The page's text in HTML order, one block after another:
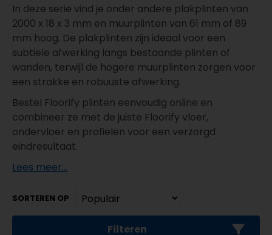
In deze serie vind je onder andere plakplinten van
2000 x 18 x 3 mm en muurplinten van 61 mm of 89
mm hoog. De plakplinten zijn ideaal voor een
subtiele afwerking langs bestaande plinten of
wanden, terwijl de hogere muurplinten zorgen voor
een strakke en robuuste afwerking.
Bestel Floorify plinten eenvoudig online en
combineer ze met de juiste Floorify vloer,
ondervloer en profielen voor een verzorgd
eindresultaat.
Lees meer...
SORTEREN OP
Filteren